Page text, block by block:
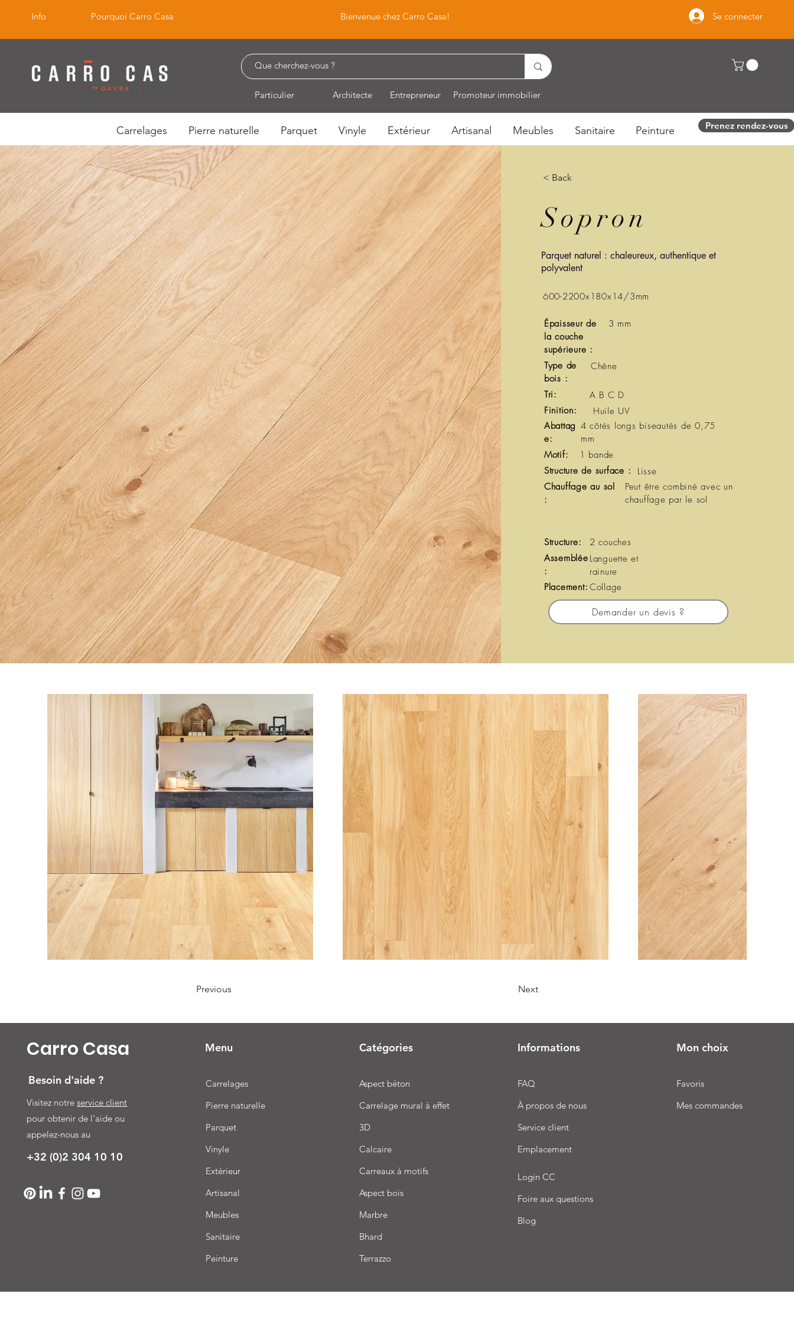
Info Pourquoi Carro Casa Bienvenue chez Carro Casa! Se connecter
Particulier Architecte Entrepreneur Promoteur immobilier
Carrelages Pierre naturelle Parquet Vinyle Extérieur Artisanal Meubles Sanitaire Peinture Prenez rendez-vous
< Back
Sopron
Parquet naturel : chaleureux, authentique et
polyvalent
600-2200x180x14/3mm
Épaisseur de
la couche
supérieure :
3 mm
Type de
bois :
Chêne
Tri:
A B C D
Finition:
Huile UV
Abattag
e:
4 côtés longs biseautés de 0,75
mm
Motif:
1 bande
Structure de surface :
Lisse
Chauffage au sol
:
Peut être combiné avec un
chauffage par le sol
Structure:
2 couches
Assemblée
:
Languette et
rainure
Placement: Collage
Demander un devis ?
Previous Next
Carro Casa
Besoin d'aide ?
Visitez notreservice client
pour obtenir de l'aide ou
appelez-nous au
+32 (0)2 304 10 10
Menu
Carrelages
Pierre naturelle
Parquet
Vinyle
Extérieur
Artisanal
Meubles
Sanitaire
Peinture
Catégories
Aspect béton
Carrelage mural à effet
3D
Calcaire
Carreaux à motifs
Aspect bois
Marbre
Bhard
Terrazzo
Informations
FAQ
À propos de nous
Service client
Emplacement
Login CC
Foire aux questions
Blog
Mon choix
Favoris
Mes commandes